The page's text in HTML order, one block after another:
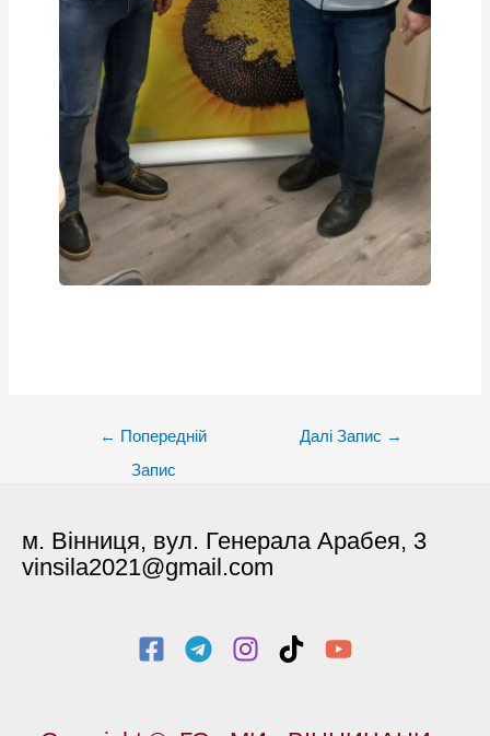
← Попередній
Запис
Далі Запис →
м. Вінниця, вул. Генерала Арабея, 3
vinsila2021@gmail.com